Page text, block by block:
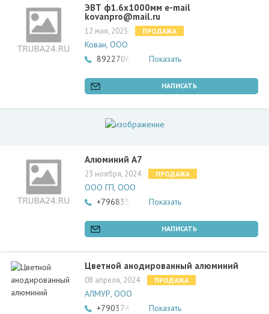
ЭВТ ф1.6х1000мм e-mail
kovanpro@mail.ru
12 мая, 2025 ПРОДАЖА
Кован, ООО
89227061663Показать
НАПИСАТЬ
Алюминий А7
23 ноября, 2024 ПРОДАЖА
ООО ГП, ООО
+79683510550Показать
НАПИСАТЬ
Цветной анодированный алюминий
08 апреля, 2024 ПРОДАЖА
АЛМУР, ООО
+79037450117Показать